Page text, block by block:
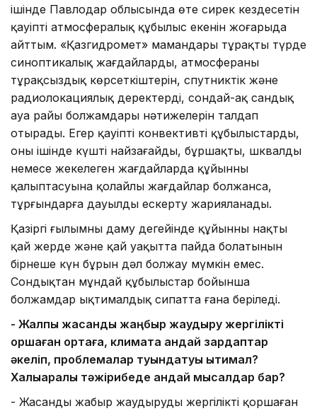
ішінде Павлодар облысында өте сирек кездесетін
қауіпті атмосфералық құбылыс екенін жоғарыда
айттым. «Қазгидромет» мамандары тұрақты түрде
синоптикалық жағдайларды, атмосфераның
тұрақсыздық көрсеткіштерін, спутниктік және
радиолокациялық деректерді, сондай-ақ сандық
ауа райы болжамдары нәтижелерін талдап
отырады. Егер қауіпті конвективті құбылыстардың,
оның ішінде күшті найзағайдың, бұршақтың, шквалдың
немесе жекелеген жағдайларда құйынның
қалыптасуына қолайлы жағдайлар болжанса,
тұрғындарға дауылды ескерту жарияланады.
Қазіргі ғылымның даму деңгейінде құйынның нақты
қай жерде және қай уақытта пайда болатынын
бірнеше күн бұрын дәл болжау мүмкін емес.
Сондықтан мұндай құбылыстар бойынша
болжамдар ықтималдық сипатта ғана беріледі.
- Жалпы жасанды жаңбыр жаудыру жергілікті
қоршаған ортаға, климатқа қандай зардаптар
әкеліп, проблемалар туындатуы ықтимал?
Халықаралық тәжірибеде қандай мысалдар бар?
- Жасанды жаңбыр жаудырудың жергілікті қоршаған